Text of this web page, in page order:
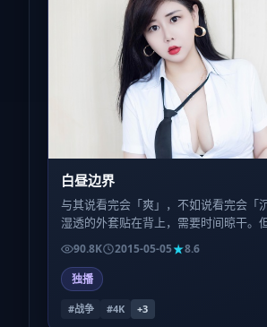
白昼边界
与其说看完会「爽」，不如说看完会「
湿透的外套贴在背上，需要时间晾干。
类似的人生季节，或许会感到一种被理
90.8K 2015-05-05
8.6
独播
#战争 #4K +3